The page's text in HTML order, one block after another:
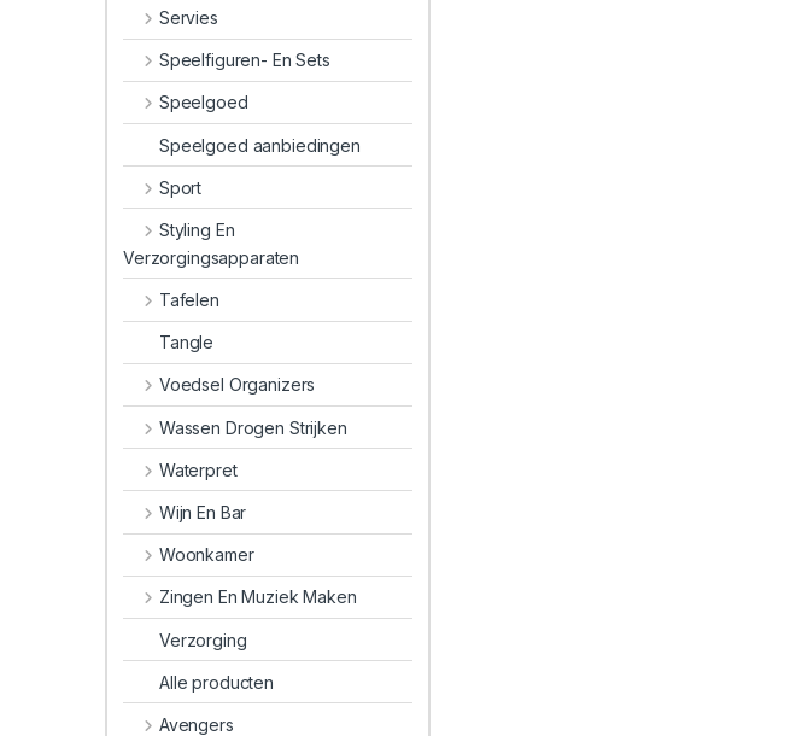
Servies
Speelfiguren- En Sets
Speelgoed
Speelgoed aanbiedingen
Sport
Styling En
Verzorgingsapparaten
Tafelen
Tangle
Voedsel Organizers
Wassen Drogen Strijken
Waterpret
Wijn En Bar
Woonkamer
Zingen En Muziek Maken
Verzorging
Alle producten
Avengers